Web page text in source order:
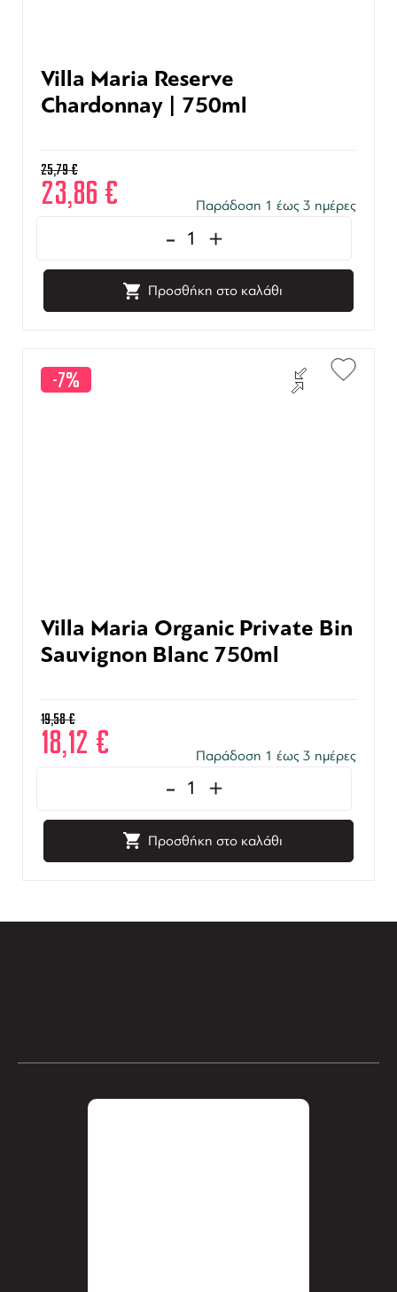
Villa Maria Reserve
Chardonnay | 750ml
25,79€
23,86 € Παράδοση 1 έως 3 ημέρες
- +
Προσθήκη στο καλάθι
-7%
Villa Maria Organic Private Bin
Sauvignon Blanc 750ml
19,58€
18,12 € Παράδοση 1 έως 3 ημέρες
- +
Προσθήκη στο καλάθι